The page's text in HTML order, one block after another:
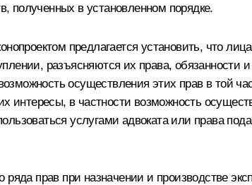
полученных в установленном порядке.
предлагается установить, что
разъясняются их права, обязанности и
осуществления этих прав в той
в частности возможность
услугами адвоката или права
прав при назначении и производстве